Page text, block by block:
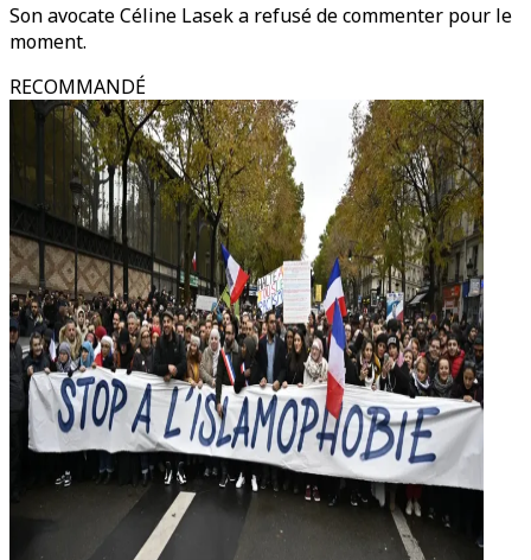
Son avocate Céline Lasek a refusé de commenter pour le
moment.
RECOMMANDÉ